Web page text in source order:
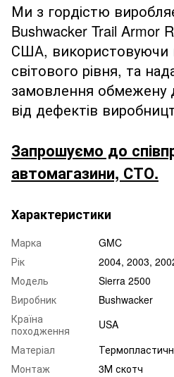
Ми з гордістю
Bushwacker Trail Armor
США, використовуючи
світового рівня, та
замовлення обмежену
від дефектів
Запрошуємо до
автомагазини, СТО.
Характеристики
Марка
GMC
Рік
2004, 2003,
Модель
Sierra 2500
Виробник
Bushwacker
Країна
походження
USA
Матеріал
Монтаж
3М скотч